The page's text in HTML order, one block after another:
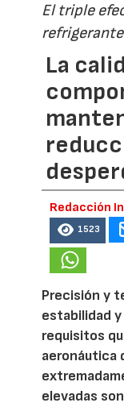
El triple
La
Redacción
1523
Precisión y
estabilidad
requisitos
aeronáutica
elevadas